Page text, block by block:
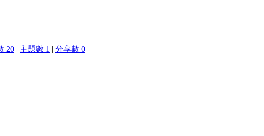
20 | 主題數 1 | 分享數 0